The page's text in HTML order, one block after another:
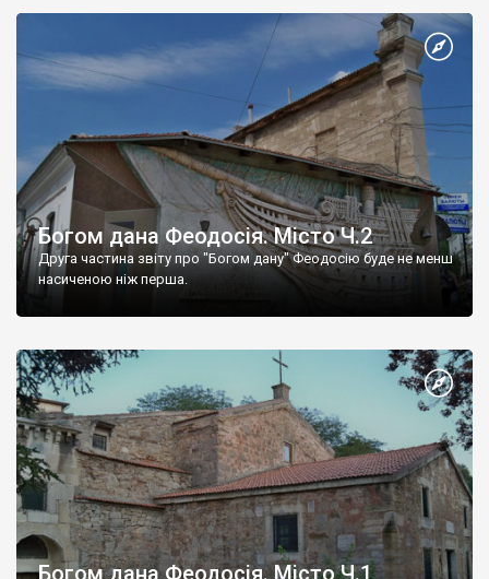
Богом дана Феодосія. Місто Ч.2
Друга частина звіту про "Богом дану" Феодосію буде не менш
насиченою ніж перша.
Богом дана Феодосія. Місто Ч.1